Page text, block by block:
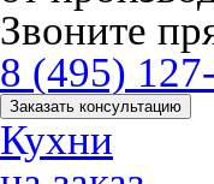
Звоните
8 (495)
Заказать консультацию
Кухни